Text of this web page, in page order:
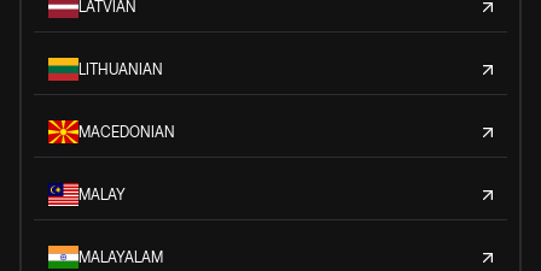
LATVIAN
LITHUANIAN
MACEDONIAN
MALAY
MALAYALAM